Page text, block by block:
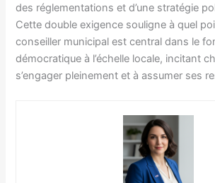
des réglementations et d’une stratégie
Cette double exigence souligne à quel
conseiller municipal est central dans le
démocratique à l’échelle locale, incitant
s’engager pleinement et à assumer ses